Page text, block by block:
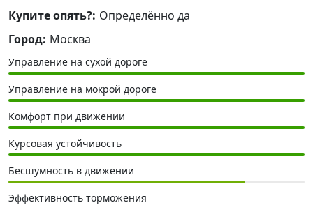
Купите опять?: Определённо да
Город: Москва
Управление на сухой дороге
Управление на мокрой дороге
Комфорт при движении
Курсовая устойчивость
Бесшумность в движении
Эффективность торможения